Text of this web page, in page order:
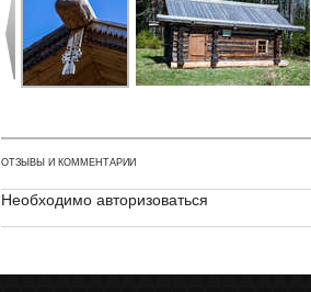
ОТЗЫВЫ И КОММЕНТАРИИ
Необходимо авторизоваться